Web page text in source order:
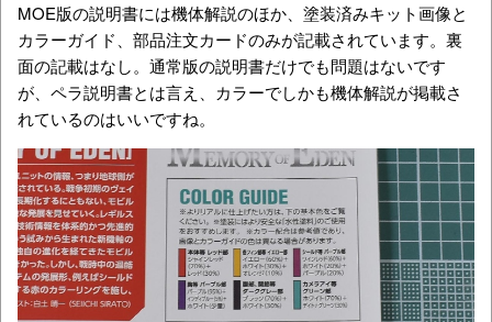
MOE版の説明書には機体解説のほか、塗装済みキット画像と
カラーガイド、部品注文カードのみが記載されています。裏
面の記載はなし。通常版の説明書だけでも問題はないです
が、ペラ説明書とは言え、カラーでしかも機体解説が掲載さ
れているのはいいですね。